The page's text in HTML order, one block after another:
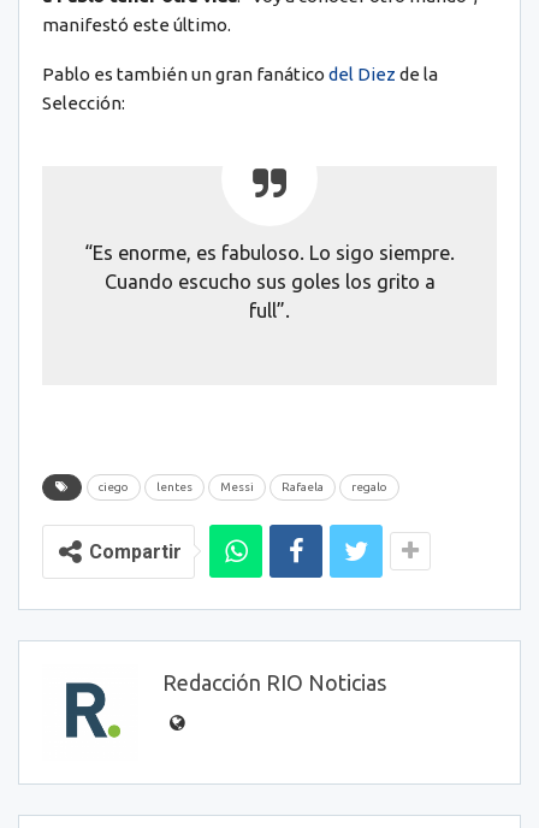
manifestó este último.
Pablo es también un gran fanático del Diez de la
Selección:
“Es enorme, es fabuloso. Lo sigo siempre.
Cuando escucho sus goles los grito a
full”.
ciego lentes Messi Rafaela regalo
Compartir
Redacción RIO Noticias